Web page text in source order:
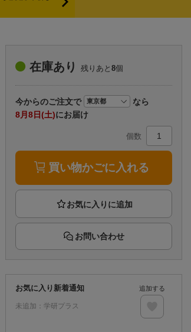
楽天チケット
エンタメニュース
推し楽
在庫あり 残りあと 8個
今からのご注文で
なら
8月8日(土)にお届け
個数
買い物かごに入れる
お問い合わせ
お気に入り新着通知
未追加： 学研プラス
追加する